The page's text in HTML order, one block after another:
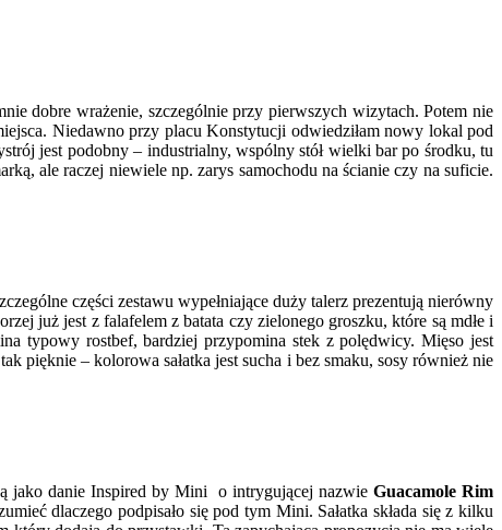
dobre wrażenie, szczególnie przy pierwszych wizytach. Potem nie
Niedawno przy placu Konstytucji odwiedziłam nowy lokal pod
jest podobny – industrialny, wspólny stół wielki bar po środku, tu
ale raczej niewiele np. zarys samochodu na ścianie czy na suficie.
części zestawu wypełniające duży talerz prezentują nierówny
już jest z falafelem z batata czy zielonego groszku, które są mdłe i
typowy rostbef, bardziej przypomina stek z polędwicy. Mięso jest
pięknie – kolorowa sałatka jest sucha i bez smaku, sosy również nie
jako danie Inspired by Mini o intrygującej nazwie Guacamole Rim
dlaczego podpisało się pod tym Mini. Sałatka składa się z kilku